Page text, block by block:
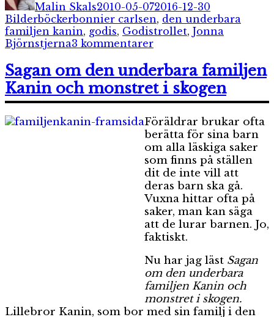
Malin Skals2010-05-072016-12-30
BilderböckerEtiketter
bonnier carlsen, den underbara
familjen kanin, godis, Godistrollet, Jonna
Björnstjerna3 kommentarertill
Sagan om den underbara familjen
Kanin och monstret i skogen
Föräldrar brukar ofta
berätta för sina barn
om alla läskiga saker
som finns på ställen
dit de inte vill att
deras barn ska gå.
Vuxna hittar ofta på
saker, man kan säga
att de lurar barnen. Jo,
faktiskt.
Nu har jag läst Sagan
om den underbara
familjen Kanin och
monstret i skogen.
Lillebror Kanin, som bor med sin familj i den